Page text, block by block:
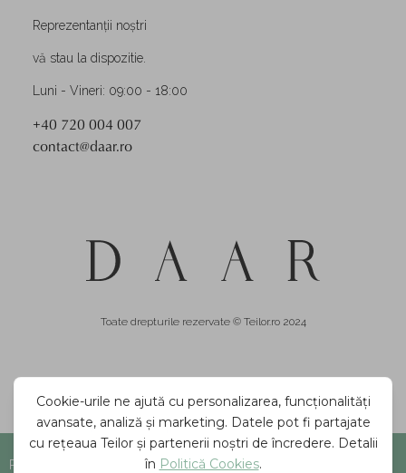
Produs indisponibil
Reprezentanții noștri
vă stau la dispozitie.
Luni - Vineri: 09:00 - 18:00
+40 720 004 007
contact@daar.ro
Toate drepturile rezervate © Teilor.ro 2024